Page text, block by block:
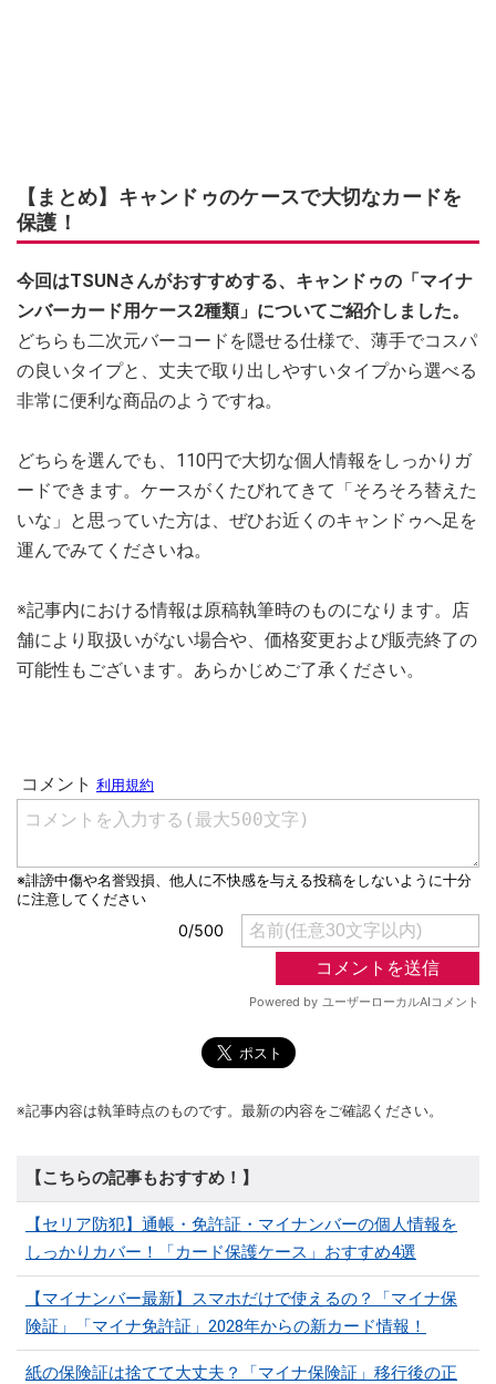
【まとめ】キャンドゥのケースで大切なカードを
保護！
今回はTSUNさんがおすすめする、キャンドゥの「マイナ
ンバーカード用ケース2種類」についてご紹介しました。
どちらも二次元バーコードを隠せる仕様で、薄手でコスパ
の良いタイプと、丈夫で取り出しやすいタイプから選べる
非常に便利な商品のようですね。
どちらを選んでも、110円で大切な個人情報をしっかりガ
ードできます。ケースがくたびれてきて「そろそろ替えた
いな」と思っていた方は、ぜひお近くのキャンドゥへ足を
運んでみてくださいね。
※記事内における情報は原稿執筆時のものになります。店
舗により取扱いがない場合や、価格変更および販売終了の
可能性もございます。あらかじめご了承ください。
※記事内容は執筆時点のものです。最新の内容をご確認ください。
【こちらの記事もおすすめ！】
【セリア防犯】通帳・免許証・マイナンバーの個人情報を
しっかりカバー！「カード保護ケース」おすすめ4選
【マイナンバー最新】スマホだけで使えるの？「マイナ保
険証」「マイナ免許証」2028年からの新カード情報！
紙の保険証は捨てて大丈夫？「マイナ保険証」移行後の正